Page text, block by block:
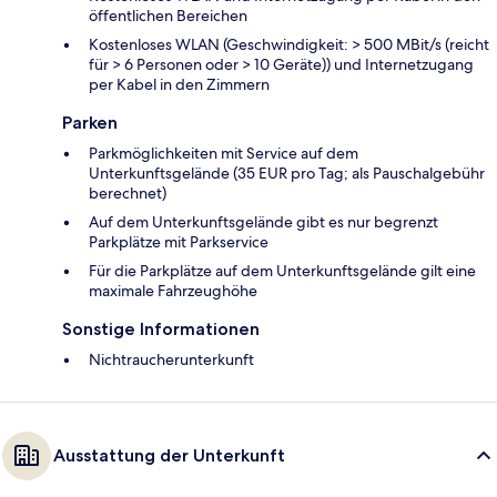
öffentlichen Bereichen
Kostenloses WLAN (Geschwindigkeit: > 500 MBit/s (reicht
für > 6 Personen oder > 10 Geräte)) und Internetzugang
per Kabel in den Zimmern
Parken
Parkmöglichkeiten mit Service auf dem
Unterkunftsgelände (35 EUR pro Tag; als Pauschalgebühr
berechnet)
Auf dem Unterkunftsgelände gibt es nur begrenzt
Parkplätze mit Parkservice
Für die Parkplätze auf dem Unterkunftsgelände gilt eine
maximale Fahrzeughöhe
Sonstige Informationen
Nichtraucherunterkunft
Ausstattung der Unterkunft